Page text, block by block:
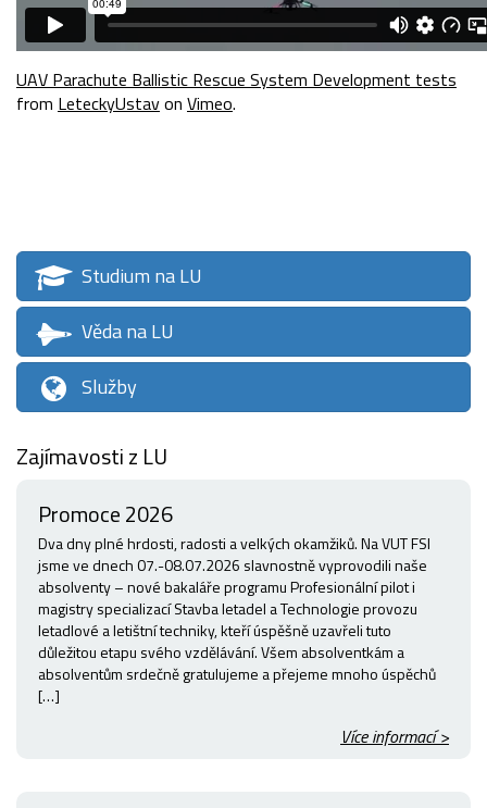
UAV Parachute Ballistic Rescue System Development tests
from LeteckyUstavon Vimeo.
Studium na LU
Věda na LU
Služby
Zajímavosti z LU
Promoce 2026
Dva dny plné hrdosti, radosti a velkých okamžiků. Na VUT FSI
jsme ve dnech 07.-08.07.2026 slavnostně vyprovodili naše
absolventy – nové bakaláře programu Profesionální pilot i
magistry specializací Stavba letadel a Technologie provozu
letadlové a letištní techniky, kteří úspěšně uzavřeli tuto
důležitou etapu svého vzdělávání. Všem absolventkám a
absolventům srdečně gratulujeme a přejeme mnoho úspěchů
[…]
Více informací >